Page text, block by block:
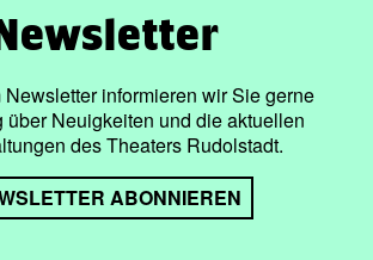
Newsletter informieren wir Sie gerne
über Neuigkeiten und die aktuellen
des Theaters Rudolstadt.
ABONNIEREN